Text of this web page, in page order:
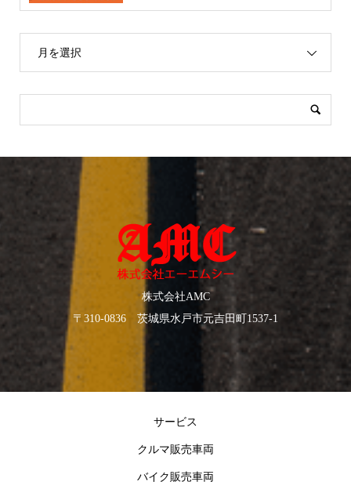
月を選択
株式会社AMC
〒310-0836 茨城県水戸市元吉田町1537-1
サービス
クルマ販売車両
バイク販売車両